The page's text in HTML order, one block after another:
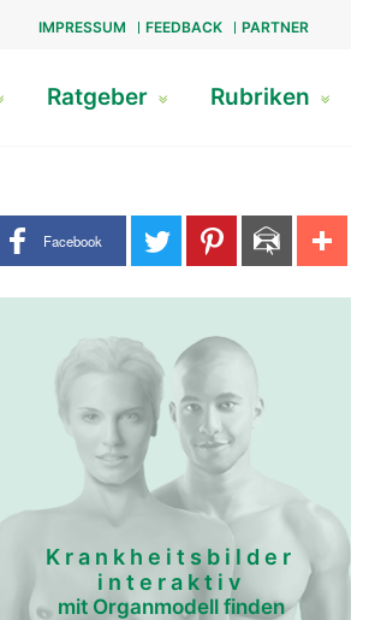
IMPRESSUM FEEDBACK PARTNER
Ratgeber Rubriken
Share buttons
Facebook
Krankheitsbilder
interaktiv
mit Organmodell finden